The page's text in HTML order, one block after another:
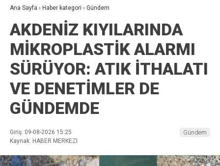
Ana Sayfa › Haber kategori › Gündem
AKDENİZ KIYILARINDA
MİKROPLASTİK ALARMI
SÜRÜYOR: ATIK İTHALATI
VE DENETİMLER DE
GÜNDEMDE
Giriş: 09-08-2026 15:25
Kaynak: HABER MERKEZI
Gündem